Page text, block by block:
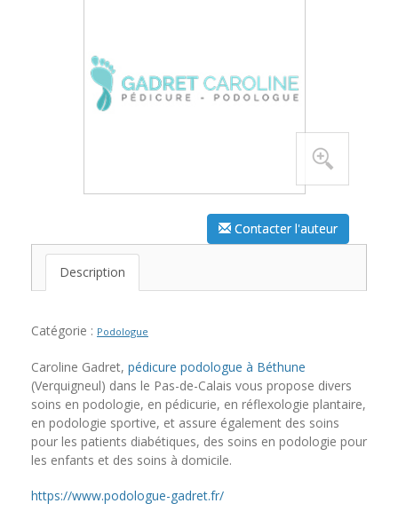
Contacter l'auteur
Description
Catégorie : Podologue
Caroline Gadret, pédicure podologue à Béthune
(Verquigneul) dans le Pas-de-Calais vous propose divers
soins en podologie, en pédicurie, en réflexologie plantaire,
en podologie sportive, et assure également des soins
pour les patients diabétiques, des soins en podologie pour
les enfants et des soins à domicile.
https://www.podologue-gadret.fr/